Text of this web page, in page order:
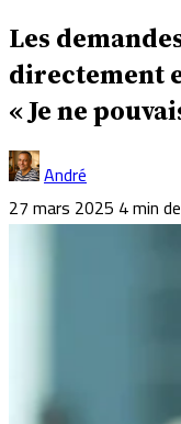
Les
directement
« Je ne
André
27 mars 2025 4 min